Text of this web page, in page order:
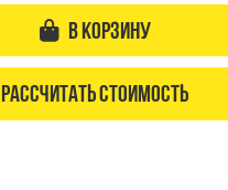
В корзину
Рассчитать стоимость